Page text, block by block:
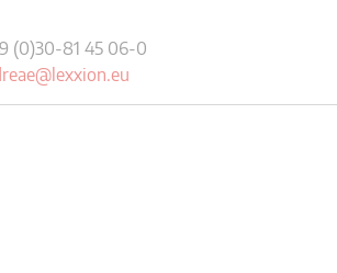
(0)30-81 45 06-0